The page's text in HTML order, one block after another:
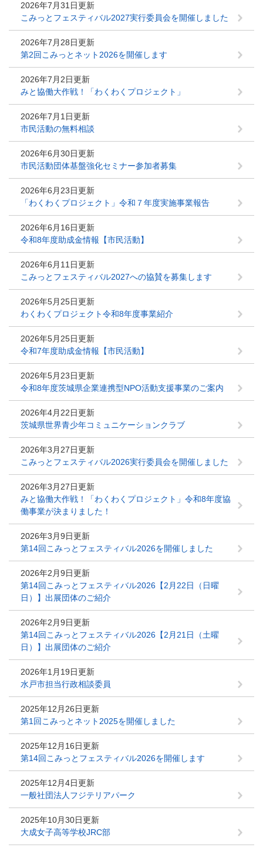
2026年7月31日更新
こみっとフェスティバル2027実行委員会を開催しました
2026年7月28日更新
第2回こみっとネット2026を開催します
2026年7月2日更新
みと協働大作戦！「わくわくプロジェクト」
2026年7月1日更新
市民活動の無料相談
2026年6月30日更新
市民活動団体基盤強化セミナー参加者募集
2026年6月23日更新
「わくわくプロジェクト」令和７年度実施事業報告
2026年6月16日更新
令和8年度助成金情報【市民活動】
2026年6月11日更新
こみっとフェスティバル2027への協賛を募集します
2026年5月25日更新
わくわくプロジェクト令和8年度事業紹介
2026年5月25日更新
令和7年度助成金情報【市民活動】
2026年5月23日更新
令和8年度茨城県企業連携型NPO活動支援事業のご案内
2026年4月22日更新
茨城県世界青少年コミュニケーションクラブ
2026年3月27日更新
こみっとフェスティバル2026実行委員会を開催しました
2026年3月27日更新
みと協働大作戦！「わくわくプロジェクト」令和8年度協
働事業が決まりました！
2026年3月9日更新
第14回こみっとフェスティバル2026を開催しました
2026年2月9日更新
第14回こみっとフェスティバル2026【2月22日（日曜
日）】出展団体のご紹介
2026年2月9日更新
第14回こみっとフェスティバル2026【2月21日（土曜
日）】出展団体のご紹介
2026年1月19日更新
水戸市担当行政相談委員
2025年12月26日更新
第1回こみっとネット2025を開催しました
2025年12月16日更新
第14回こみっとフェスティバル2026を開催します
2025年12月4日更新
一般社団法人フジテリアパーク
2025年10月30日更新
大成女子高等学校JRC部